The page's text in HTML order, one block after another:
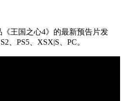
《王国之心4》的最新预告片发
、PS5、XSX|S、PC。